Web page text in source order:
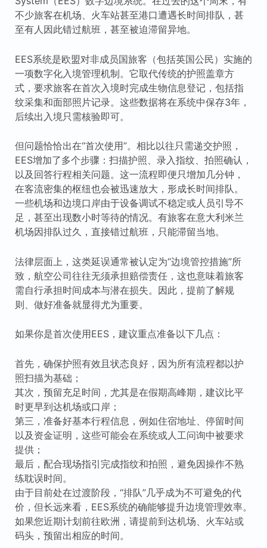
不少旅客在机场、火车站甚至港口遭遇长时间排队，甚
至有人因此错过航班，甚至被迫滞留异地。
EES系统是欧盟对非成员国旅客（包括英国公民）实施的
一项数字化入境管理机制。它取代传统的护照盖章方
式，要求旅客在首次入境时完成生物信息登记，包括指
纹采集和面部照片记录。这些数据将在系统中保存3年，
后续出入境只需核验即可。
但问题恰恰出在“首次使用”。相比以往只需递交护照，
EES增加了多个步骤：扫描护照、录入指纹、拍照确认，
以及回答行程相关问题。这一流程即便只增加几分钟，
在客流密集的枢纽也会被迅速放大，形成长时间排队。
一些机场和边境口岸由于设备调试不稳定或人员引导不
足，甚至出现数小时等待的情况。有旅客在意大利米兰
机场因排队过久，直接错过航班，只能滞留当地。
法律层面上，这类延误通常被认定为“边境管控措施”所
致，航空公司往往无须承担赔偿责任，这也意味着旅客
需自行承担时间成本与潜在损失。因此，提前了解规
则、做好准备就显得尤为重要。
如果你是首次使用EES，建议重点准备以下几点：
首先，确保护照有效且状态良好，因为所有流程都以护
照扫描为基础；
其次，预留充足时间，尤其是在假期高峰期，建议比平
时更早到达机场或口岸；
第三，准备好基本行程信息，例如住宿地址、停留时间
以及资金证明，这些可能会在系统或人工问询中被要求
提供；
最后，配合现场指引完成指纹和拍照，避免因操作不熟
练耽误时间。
由于目前处在过渡阶段，“排队”几乎成为不可避免的代
价，但长远来看，EES系统的确能够提升边境管理效率。
如果您近期计划前往欧洲，请提前到达机场、火车站或
码头，预留出相应的时间。